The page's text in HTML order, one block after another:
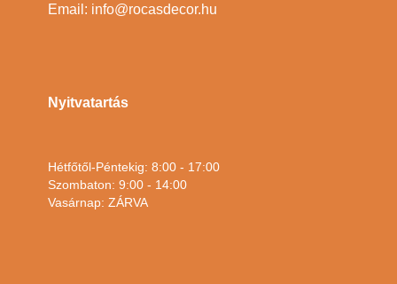
Email: info@rocasdecor.hu
Nyitvatartás
Hétfőtől-Péntekig: 8:00 - 17:00
Szombaton: 9:00 - 14:00
Vasárnap: ZÁRVA